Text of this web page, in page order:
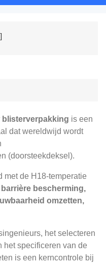
blisterverpakking is een
dat wereldwijd wordt
(doorsteekdeksel).
met de H18-temperatie
barrière bescherming,
omzetten,
het selecteren
het specificeren van de
is een kerncontrole bij